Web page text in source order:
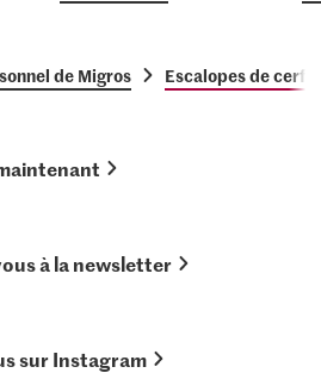
de Migros Escalopes de cerf
à la newsletter
sur Instagram